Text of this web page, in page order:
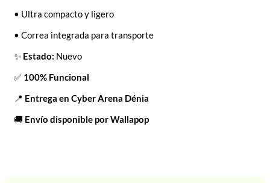
• Ultra compacto y ligero
• Correa integrada para transporte
✨ Estado: Nuevo
✅ 100% Funcional
📍 Entrega en Cyber Arena Dénia
🚚 Envío disponible por Wallapop